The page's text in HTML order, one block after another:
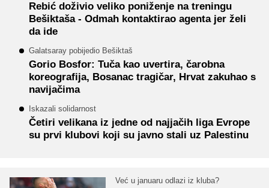
Rebić doživio veliko poniženje na treningu
Bešiktaša - Odmah kontaktirao agenta jer želi
da ide
Galatsaray pobijedio Bešiktaš
Gorio Bosfor: Tuča kao uvertira, čarobna
koreografija, Bosanac tragičar, Hrvat zakuhao s
navijačima
Iskazali solidarnost
Četiri velikana iz jedne od najjačih liga Evrope
su prvi klubovi koji su javno stali uz Palestinu
Već u januaru odlazi iz kluba?